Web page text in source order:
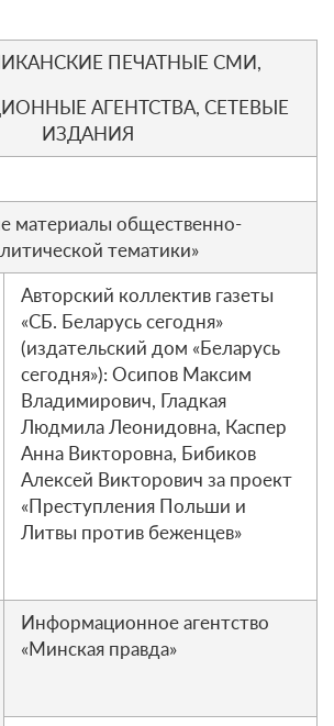
ПЕЧАТНЫЕ СМИ,
АГЕНТСТВА, СЕТЕВЫЕ
ИЗДАНИЯ
материалы общественно-
тематики»
Авторский коллектив газеты
«СБ. Беларусь сегодня»
(издательский дом «Беларусь
сегодня»): Осипов Максим
Владимирович, Гладкая
Людмила Леонидовна, Каспер
Анна Викторовна, Бибиков
Алексей Викторович за проект
«Преступления Польши и
Литвы против беженцев»
Информационное агентство
«Минская правда»